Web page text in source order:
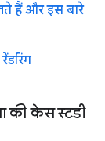
हैं और इस बारे
की केस स्टडी